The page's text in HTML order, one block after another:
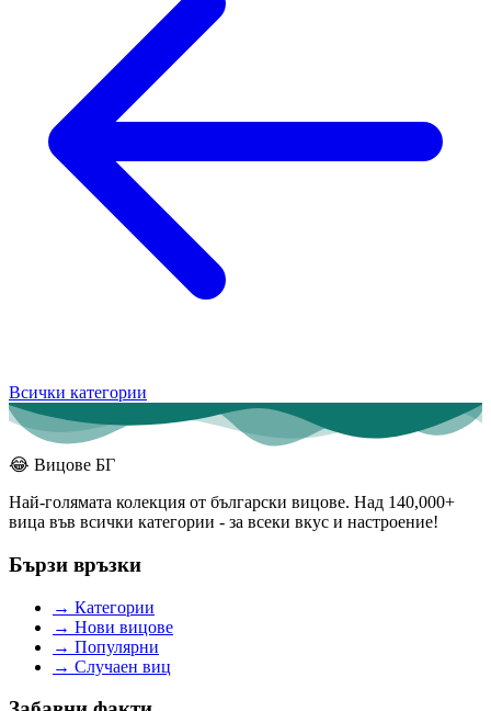
Всички категории
😂 Вицове БГ
Най-голямата колекция от български вицове. Над 140,000+
вица във всички категории - за всеки вкус и настроение!
Бързи връзки
→ Категории
→ Нови вицове
→ Популярни
→ Случаен виц